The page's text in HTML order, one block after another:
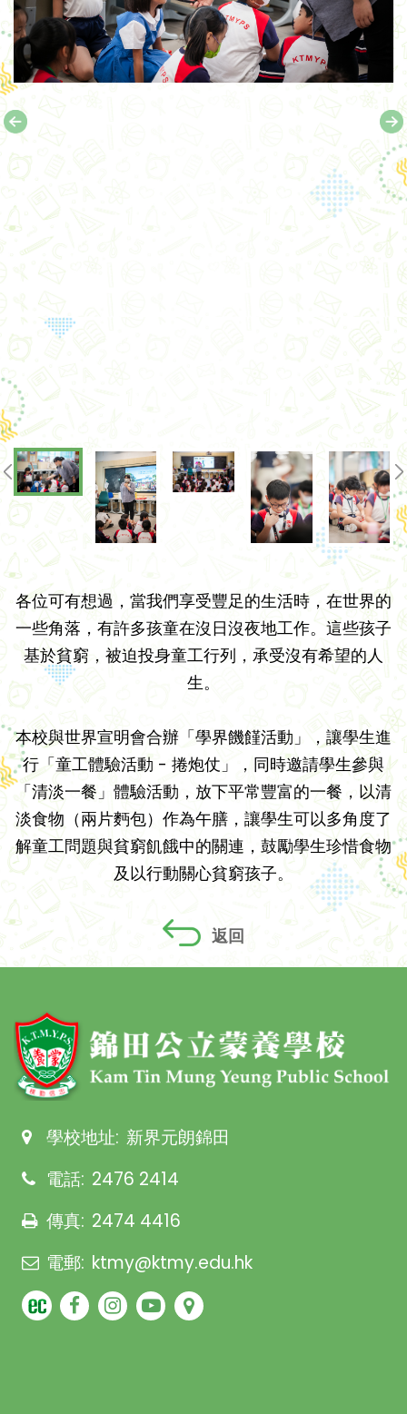
各位可有想過，當我們享受豐足的生活時，在世界的
一些角落，有許多孩童在沒日沒夜地工作。這些孩子
基於貧窮，被迫投身童工行列，承受沒有希望的人
生。
本校與世界宣明會合辦「學界饑饉活動」，讓學生進
行「童工體驗活動 - 捲炮仗」，同時邀請學生參與
「清淡一餐」體驗活動，放下平常豐富的一餐，以清
淡食物（兩片麪包）作為午膳，讓學生可以多角度了
解童工問題與貧窮飢餓中的關連，鼓勵學生珍惜食物
及以行動關心貧窮孩子。
返回
學校地址: 新界元朗錦田
電話: 2476 2414
傳真: 2474 4416
電郵: ktmy@ktmy.edu.hk